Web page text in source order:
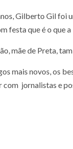
Gilberto Gil foi
festa que é o que
mãe de Preta,
mais novos, os
com jornalistas e